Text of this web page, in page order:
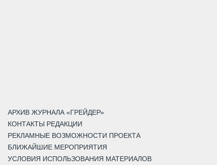
АРХИВ ЖУРНАЛА «ГРЕЙДЕР»
КОНТАКТЫ РЕДАКЦИИ
РЕКЛАМНЫЕ ВОЗМОЖНОСТИ ПРОЕКТА
БЛИЖАЙШИЕ МЕРОПРИЯТИЯ
УСЛОВИЯ ИСПОЛЬЗОВАНИЯ МАТЕРИАЛОВ